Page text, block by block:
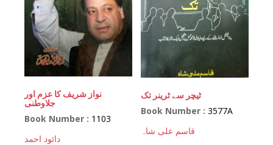
نواز شریف کا عزم اور
جلاوطنی
Book Number : 1103
دائود احمد
ٹیچر سے ٹرینر تک
Book Number :3577A
قاسم علی شاہ